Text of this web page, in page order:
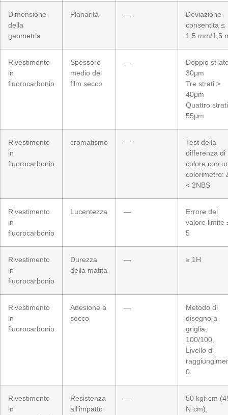
Dimensione
della
geometria
Planarità —
Deviazione
consentita ≤
1,5 mm/1,5
Rivestimento
in
fluorocarbonio
Spessore
medio del
film secco
—
Doppio
30μm
Tre strati >
40μm
Quattro
55μm
Rivestimento
in
fluorocarbonio
cromatismo —
Test della
differenza di
colore con
colorimetro:
< 2NBS
Rivestimento
in
fluorocarbonio
Lucentezza —
Errore del
valore limite
5
Rivestimento
in
fluorocarbonio
Durezza
della matita
— ≥ 1H
Rivestimento
in
fluorocarbonio
Adesione a
secco
—
Metodo di
disegno a
griglia,
100/100,
Livello di
0
Rivestimento
in
Resistenza
all'impatto
—
50 kgf·cm
N·cm),